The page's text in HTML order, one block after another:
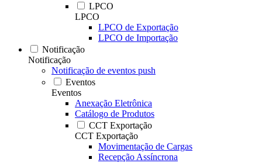
LPCO
LPCO
LPCO de Exportação
LPCO de Importação
Notificação
Notificação
Notificação de eventos push
Eventos
Eventos
Anexação Eletrônica
Catálogo de Produtos
CCT Exportação
CCT Exportação
Movimentação de Cargas
Recepção Assíncrona